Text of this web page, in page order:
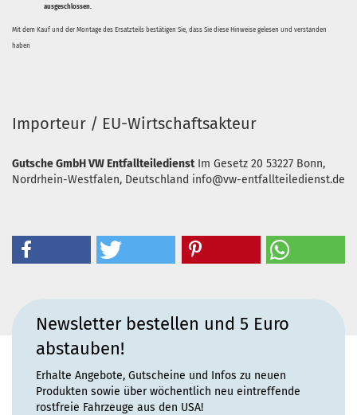
ausgeschlossen.
Mit dem Kauf und der Montage des Ersatzteils bestätigen Sie, dass Sie diese Hinweise gelesen und verstanden
haben
Importeur / EU-Wirtschaftsakteur
Gutsche GmbH VW Entfallteiledienst Im Gesetz 20 53227 Bonn,
Nordrhein-Westfalen, Deutschland info@vw-entfallteiledienst.de
Newsletter bestellen und 5 Euro
abstauben!
Erhalte Angebote, Gutscheine und Infos zu neuen
Produkten sowie über wöchentlich neu eintreffende
rostfreie Fahrzeuge aus den USA!